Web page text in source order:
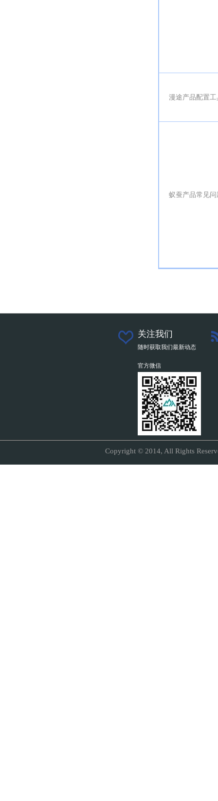
漫途产品配置工
蚁蚕产品常见
关注我们
随时获取我们最新动态
官方微信
Copyright © 2014, All Rights